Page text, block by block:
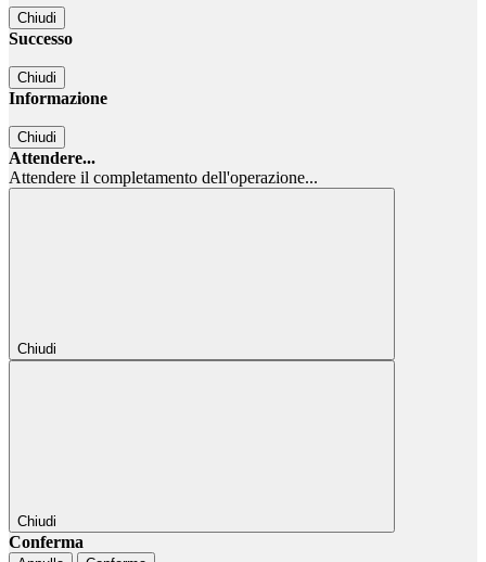
Chiudi
Successo
Chiudi
Informazione
Chiudi
Attendere...
Attendere il completamento dell'operazione...
Chiudi
Chiudi
Conferma